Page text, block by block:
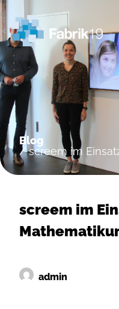
Blog
/ screem im
screem im
admin